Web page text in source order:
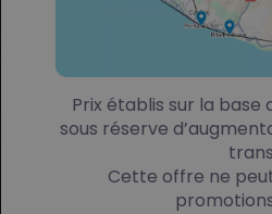
Votre
Prix établis sur la base
sous réserve
Cette offre ne